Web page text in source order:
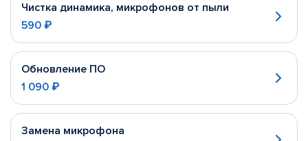
Чистка динамика, микрофонов от пыли
590 ₽
Обновление ПО
1 090 ₽
Замена микрофона